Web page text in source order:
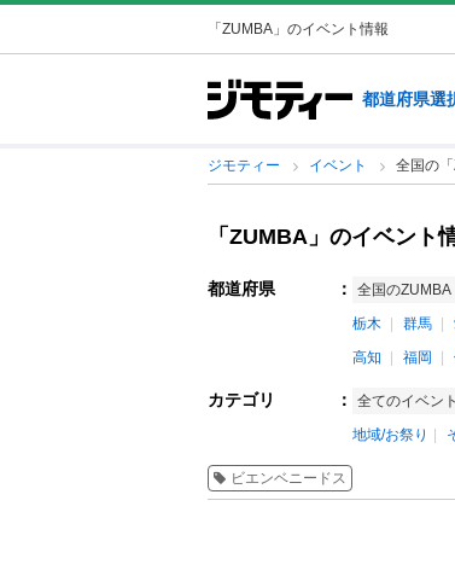
「ZUMBA」のイベント情報
都道府県選
ジモティー イベント 全国の「
「ZUMBA」のイベント
都道府県 ： 全国のZUMBA
栃木
群馬
高知
福岡
カテゴリ ： 全てのイベント
地域/お祭り
ビエンベニードス